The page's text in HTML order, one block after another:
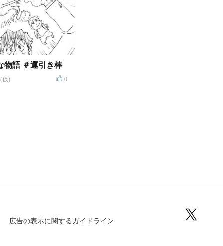
わりと奇妙な物語 ＃運引き棒
仮) 0
広告の表示に関するガイドライン